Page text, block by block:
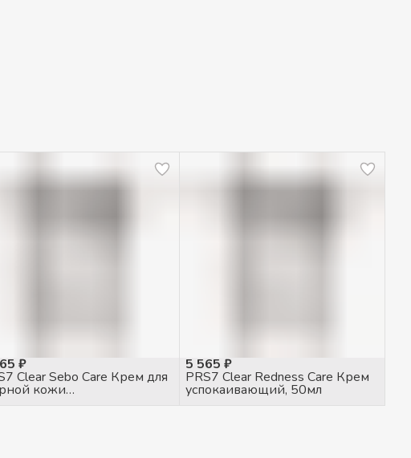
₽
Clear Sebo Care Крем для
кожи
5 565 ₽
PRS7 Clear Redness Care Крем
успокаивающий, 50мл